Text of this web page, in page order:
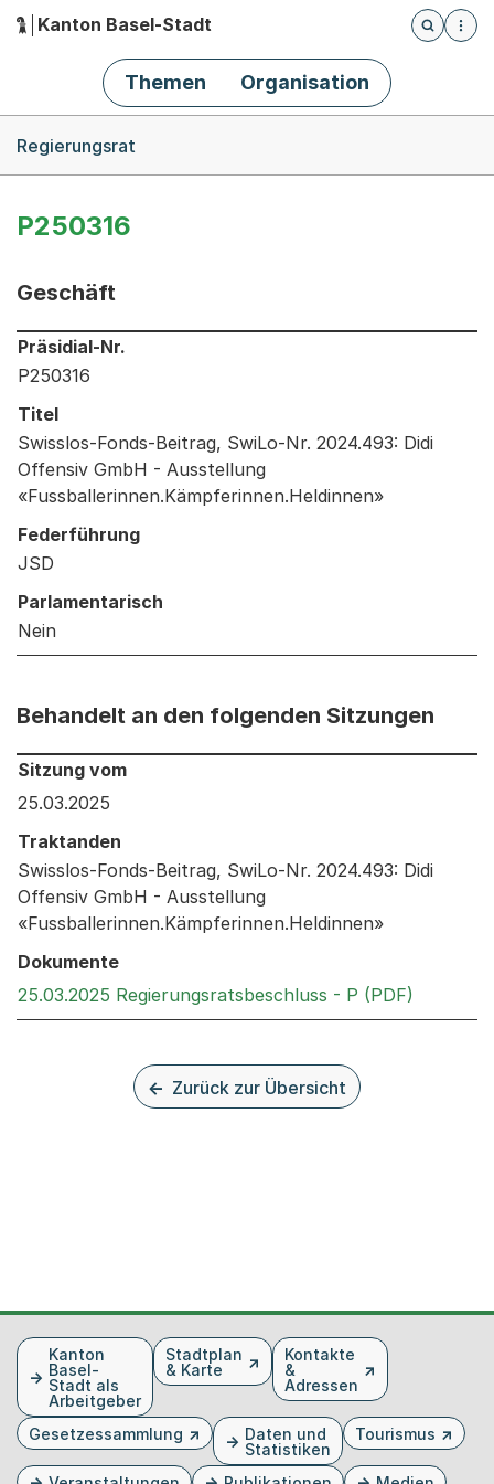
Hauptnavigation
Kanton Basel-Stadt
Öffnet
Themen Organisation
Regierungsrat
P250316
Geschäft
Informationen zum Ausgewählten Geschäft
Präsidial-Nr.
P250316
Titel
Swisslos-Fonds-Beitrag, SwiLo-Nr. 2024.493: Didi
Offensiv GmbH - Ausstellung
«Fussballerinnen.Kämpferinnen.Heldinnen»
Federführung
JSD
Parlamentarisch
Nein
Behandelt an den folgenden Sitzungen
Behandelt an den folgenden Sitzungen: Informationen
Sitzung vom
25.03.2025
Traktanden
Swisslos-Fonds-Beitrag, SwiLo-Nr. 2024.493: Didi
Offensiv GmbH - Ausstellung
«Fussballerinnen.Kämpferinnen.Heldinnen»
Dokumente
25.03.2025 Regierungsratsbeschluss - P (PDF)
Zurück zur Übersicht
FusszeileKanton
Basel-
Stadt als
Arbeitgeber
Stadtplan
& Karte
Kontakte
&
Adressen
Gesetzessammlung
Daten und
Statistiken
Tourismus